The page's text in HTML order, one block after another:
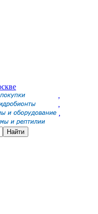
,
,
,